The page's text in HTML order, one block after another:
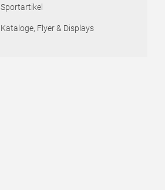
Sportartikel
Kataloge, Flyer & Displays